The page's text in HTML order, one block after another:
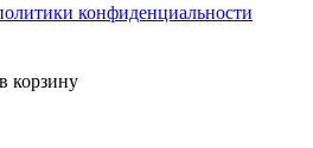
конфиденциальности
корзину